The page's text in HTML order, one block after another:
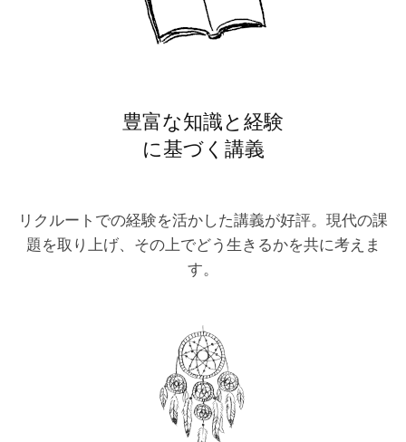
豊富な知識と経験
に基づく講義
リクルートでの経験を活かした講義が好評。現代の課
題を取り上げ、その上でどう生きるかを共に考えま
す。